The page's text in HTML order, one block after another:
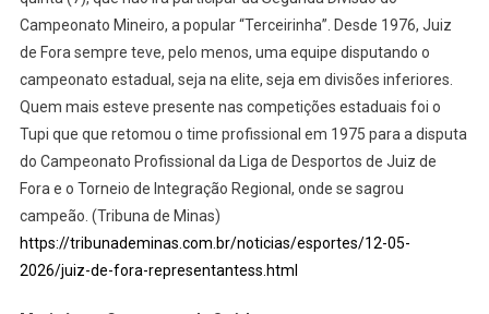
Campeonato Mineiro, a popular “Terceirinha”. Desde 1976, Juiz
de Fora sempre teve, pelo menos, uma equipe disputando o
campeonato estadual, seja na elite, seja em divisões inferiores.
Quem mais esteve presente nas competições estaduais foi o
Tupi que que retomou o time profissional em 1975 para a disputa
do Campeonato Profissional da Liga de Desportos de Juiz de
Fora e o Torneio de Integração Regional, onde se sagrou
campeão. (Tribuna de Minas)
https://tribunademinas.com.br/noticias/esportes/12-05-
2026/juiz-de-fora-representantess.html